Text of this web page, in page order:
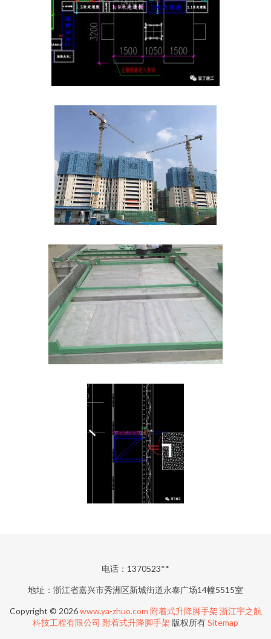
电话：1370523**
地址：浙江省嘉兴市秀洲区新城街道永泰广场14幢5515室
Copyright © 2026www.ya-zhuo.com 附着式升降脚手架 浙江宇之航
科技工程有限公司 附着式升降脚手架 版权所有Sitemap